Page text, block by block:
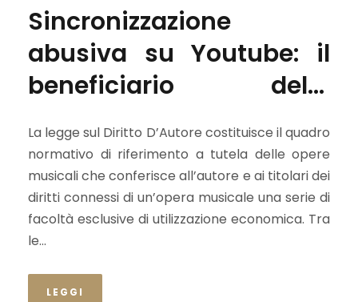
Sincronizzazione
abusiva su Youtube: il
beneficiario della
senza prova del
concorso nell’illecito
La legge sul Diritto D’Autore costituisce il quadro
normativo di riferimento a tutela delle opere
musicali che conferisce all’autore e ai titolari dei
diritti connessi di un’opera musicale una serie di
facoltà esclusive di utilizzazione economica. Tra
le...
LEGGI